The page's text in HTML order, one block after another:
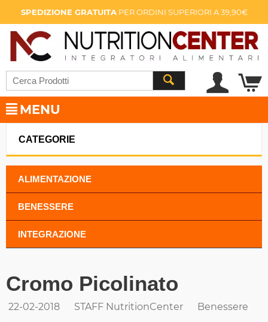
SPEDIZIONE GRATUITAPER ORDINI SUPERIORI A 39,90€
MENU
CATEGORIE
ALIMENTAZIONE
BENESSERE
INTEGRAZIONE
Cromo Picolinato
22-02-2018 STAFF NutritionCenter Benessere